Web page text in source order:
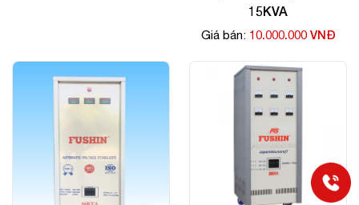
15KVA
Giá bán: 10.000.000 VNĐ